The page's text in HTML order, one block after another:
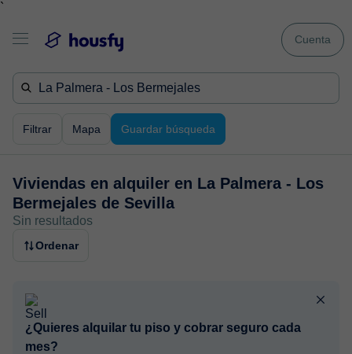
`
Cuenta
Filtrar Mapa Guardar búsqueda
Viviendas en alquiler en La Palmera - Los
Bermejales de Sevilla
Sin resultados
Ordenar
¿Quieres alquilar tu piso y cobrar seguro cada
mes?